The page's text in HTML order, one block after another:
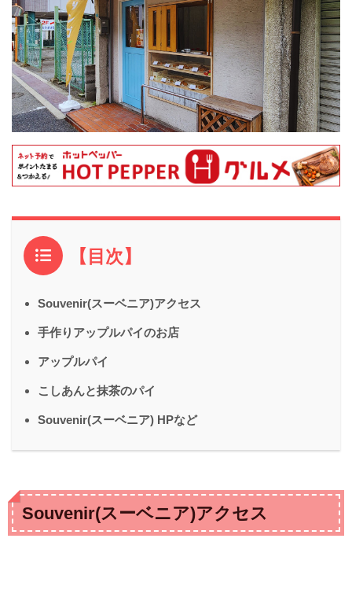
【目次】
Souvenir(スーベニア)アクセス
手作りアップルパイのお店
アップルパイ
こしあんと抹茶のパイ
Souvenir(スーベニア) HPなど
Souvenir(スーベニア)アクセス